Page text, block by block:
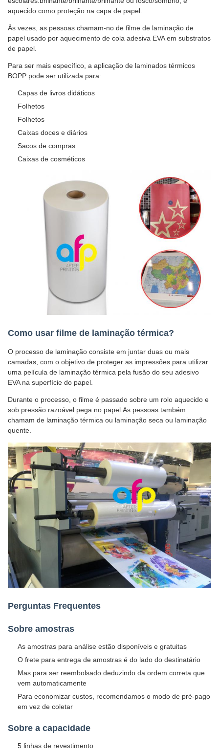
aquecido como proteção na capa de papel.
Às vezes, as pessoas chamam-no de filme de laminação de
papel usado por aquecimento de cola adesiva EVA em substratos
de papel.
Para ser mais específico, a aplicação de laminados térmicos
BOPP pode ser utilizada para:
Capas de livros didáticos
Folhetos
Folhetos
Caixas doces e diários
Sacos de compras
Caixas de cosméticos
Como usar filme de laminação térmica?
O processo de laminação consiste em juntar duas ou mais
camadas, com o objetivo de proteger as impressões.para utilizar
uma película de laminação térmica pela fusão do seu adesivo
EVA na superfície do papel.
Durante o processo, o filme é passado sobre um rolo aquecido e
sob pressão razoável pega no papel.As pessoas também
chamam de laminação térmica ou laminação seca ou laminação
quente.
Perguntas Frequentes
Sobre amostras
As amostras para análise estão disponíveis e gratuitas
O frete para entrega de amostras é do lado do destinatário
Mas para ser reembolsado deduzindo da ordem correta que
vem automaticamente
Para economizar custos, recomendamos o modo de pré-pago
em vez de coletar
Sobre a capacidade
5 linhas de revestimento